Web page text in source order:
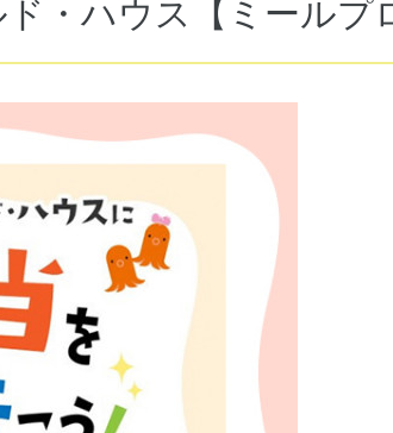
・ハウス【ミールプ